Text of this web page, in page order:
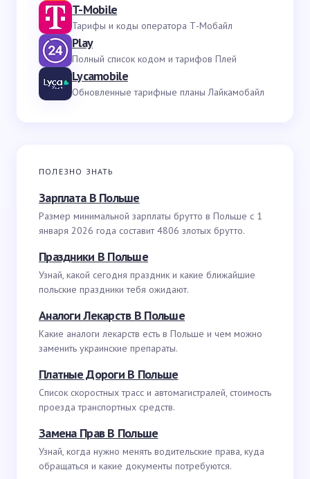
T-Mobile
Тарифы и коды оператора Т-Мобайл
Play
Полный список кодом и тарифов Плей
Lycamobile
Обновленные тарифные планы Лайкамобайл
ПОЛЕЗНО ЗНАТЬ
Зарплата В Польше
Размер минимальной зарплаты брутто в Польше с 1
января 2026 года составит 4806 злотых брутто.
Праздники В Польше
Узнай, какой сегодня праздник и какие ближайшие
польские праздники тебя ожидают.
Аналоги Лекарств В Польше
Какие аналоги лекарств есть в Польше и чем можно
заменить украинские препараты.
Платные Дороги В Польше
Список скоростных трасс и автомагистралей, стоимость
проезда транспортных средств.
Замена Прав В Польше
Узнай, когда нужно менять водительские права, куда
обращаться и какие документы потребуются.